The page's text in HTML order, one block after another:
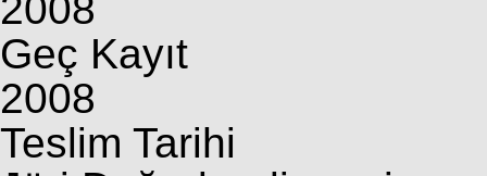
Geç Kayıt : 1
2008
Teslim Tarihi :